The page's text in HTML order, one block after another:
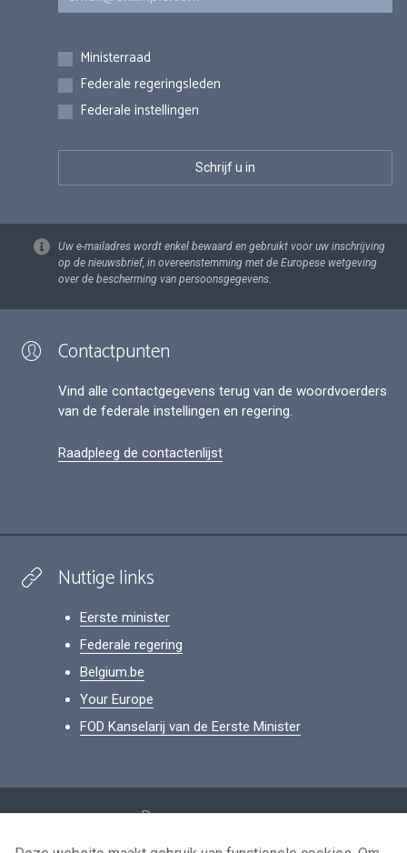
Inschrijvingen
Ministerraad
Federale regeringsleden
Federale instellingen
Uw e-mailadres wordt enkel bewaard en gebruikt voor uw inschrijving
op de nieuwsbrief, in overeenstemming met de Europese wetgeving
over de bescherming van persoonsgegevens.
Contactpunten
Vind alle contactgegevens terug van de woordvoerders
van de federale instellingen en regering.
Raadpleeg de contactenlijst
Nuttige links
Eerste minister
Federale regering
Belgium.be
Your Europe
FOD Kanselarij van de Eerste Minister
Persoonsgegevens
Voorwaarden voor het hergebruik